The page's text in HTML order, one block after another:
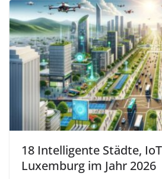
18 Intelligente Städte,
Luxemburg im Jahr 2026